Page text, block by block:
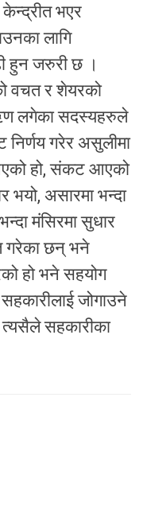
भएर
लागि
हुन जरुरी छ ।
वचत र शेयरको
लगेका सदस्यहरुले
गरेर असुलीमा
हो, संकट आएको
भयो, असारमा भन्दा
मंसिरमा सुधार
गरेका छन् भने
हो भने सहयोग
जोगाउने
त्यसैले सहकारीका